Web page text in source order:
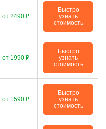
от 2490 ₽
Быстро
узнать
стоимость
от 1990 ₽
Быстро
узнать
стоимость
от 1590 ₽
Быстро
узнать
стоимость